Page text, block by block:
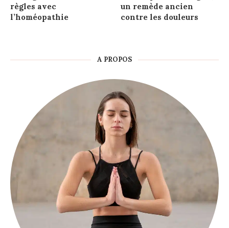
règles avec
l’homéopathie
un remède ancien
contre les douleurs
A PROPOS